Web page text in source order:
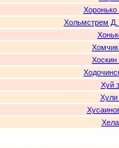
Хольмстрем Д.
Хомчик
Хоскин
Хуй
Хули